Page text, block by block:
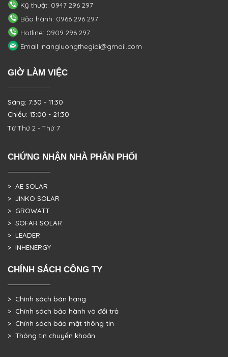
Kỹ thuật: 0947 296 297
Bảo hành: 0966 296 297
Hotline: 0909 296 297
Email: nangluongthegioi@gmail.com
GIỜ LÀM VIỆC
Sáng: 7:30 - 11:30
Chiều: 13:00 - 21:30
Từ Thứ 2 - Thứ 7
CHỨNG NHẬN NHÀ PHÂN PHỐI
> AE SOLAR
> JINKO SOLAR
> GROWATT
> SOFAR SOLAR
> LEADER
> INHENERGY
CHÍNH SÁCH CÔNG TY
> Chính sách bán hàng
> Chính sách bảo hành và đổi trả
> Chính sách bảo mật thông tin
> Thông tin chuyển khoản